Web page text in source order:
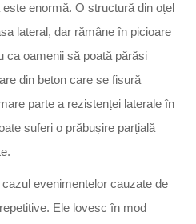
enormă. O structură din oțel
lateral, dar rămâne în picioare
ca oamenii să poată părăsi
din beton care se fisură
parte a rezistenței laterale în
suferi o prăbușire parțială
evenimentelor cauzate de
Ele lovesc în mod